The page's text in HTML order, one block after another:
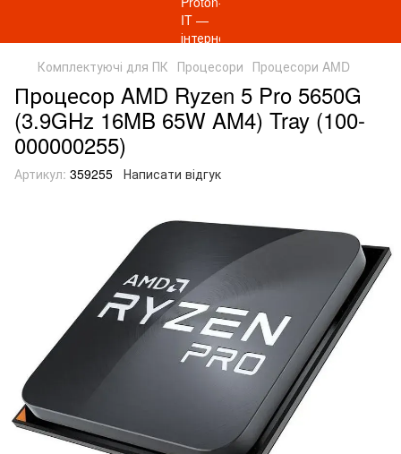
Комплектуючі для ПК Процесори Процесори AMD
Процесор AMD Ryzen 5 Pro 5650G
(3.9GHz 16MB 65W AM4) Tray (100-
000000255)
Артикул: 359255 Написати відгук